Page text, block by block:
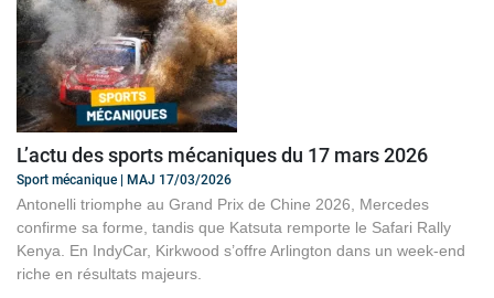
L’actu des sports mécaniques du 17 mars 2026
Sport mécanique | MAJ 17/03/2026
Antonelli triomphe au Grand Prix de Chine 2026, Mercedes
confirme sa forme, tandis que Katsuta remporte le Safari Rally
Kenya. En IndyCar, Kirkwood s’offre Arlington dans un week-end
riche en résultats majeurs.